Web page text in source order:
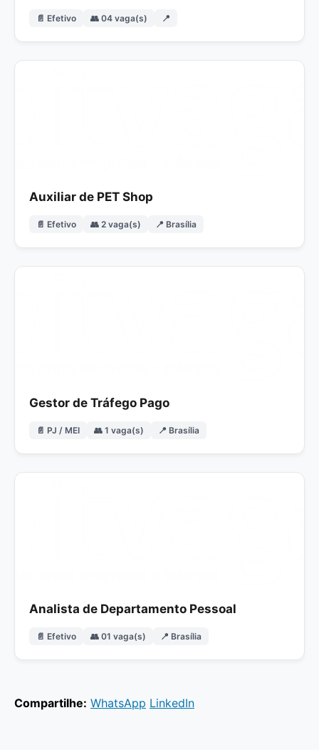
📄 Efetivo 👥 04 vaga(s) 📍
Auxiliar de PET Shop
📄 Efetivo 👥 2 vaga(s) 📍 Brasília
Gestor de Tráfego Pago
📄 PJ / MEI 👥 1 vaga(s) 📍 Brasília
Analista de Departamento Pessoal
📄 Efetivo 👥 01 vaga(s) 📍 Brasília
Compartilhe: WhatsApp LinkedIn